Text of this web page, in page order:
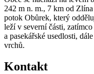
242 m n. m., 7 km od
potok Obůrek, který
leží v severní části,
a pasekářské usedlosti,
vrchů.
Kontakt